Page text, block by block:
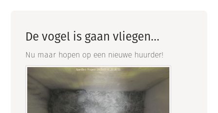
De vogel is gaan vliegen...
Nu maar hopen op een nieuwe huurder!